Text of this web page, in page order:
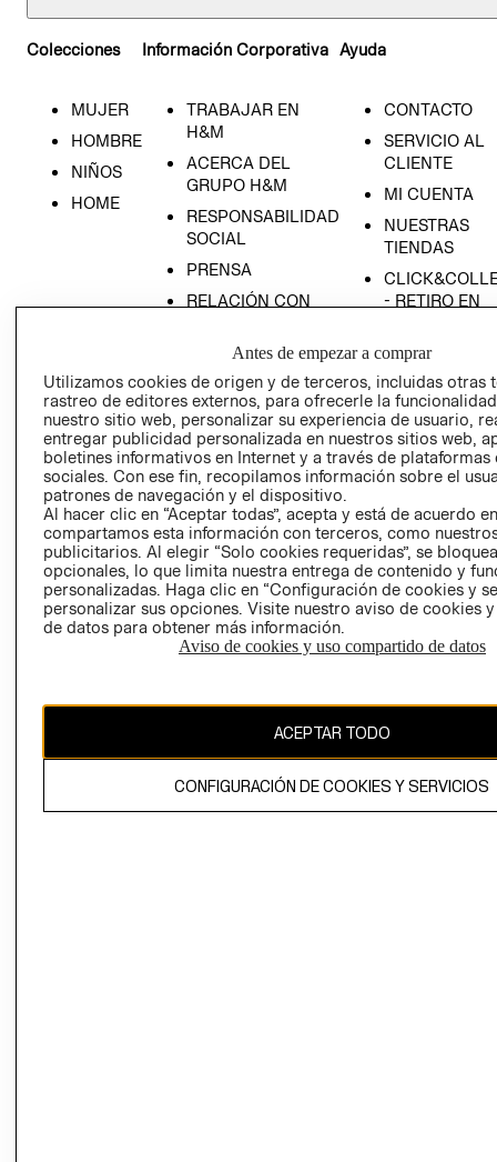
Colecciones
MUJER
HOMBRE
NIÑOS
HOME
Información Corporativa
TRABAJAR EN
H&M
ACERCA DEL
GRUPO H&M
RESPONSABILIDAD
SOCIAL
PRENSA
RELACIÓN CON
POLÍTICA
EMPRESARIAL
Ayuda
CONTACTO
SERVICIO AL
CLIENTE
MI CUENTA
NUESTRAS
TIENDAS
- RETIRO EN
TÉRMINOS Y
CONDICIONES
AVISO DE
PRIVACIDAD
GIFT CARD
COOKIES
CAMBIAR REGIÓN
El contenido de esta página web está protegido por copyright y es
Antes de empezar a comprar
Utilizamos cookies de origen y de terceros, incluidas otras
rastreo de editores externos, para ofrecerle la
nuestro sitio web, personalizar su experiencia de usuario,
entregar publicidad personalizada en nuestros sitios web,
boletines informativos en Internet y a través de plataformas
sociales. Con ese fin, recopilamos información sobre el
patrones de navegación y el dispositivo.
Al hacer clic en “Aceptar todas”, acepta y está de acuerdo
compartamos esta información con terceros, como
publicitarios. Al elegir “Solo cookies requeridas”, se
opcionales, lo que limita nuestra entrega de contenido y
personalizadas. Haga clic en “Configuración de cookies y
personalizar sus opciones. Visite nuestro aviso de cookies
de datos para obtener más información.
Aviso de cookies y uso compartido de datos
ACEPTAR TODO
CONFIGURACIÓN DE COOKIES Y SERVICIOS